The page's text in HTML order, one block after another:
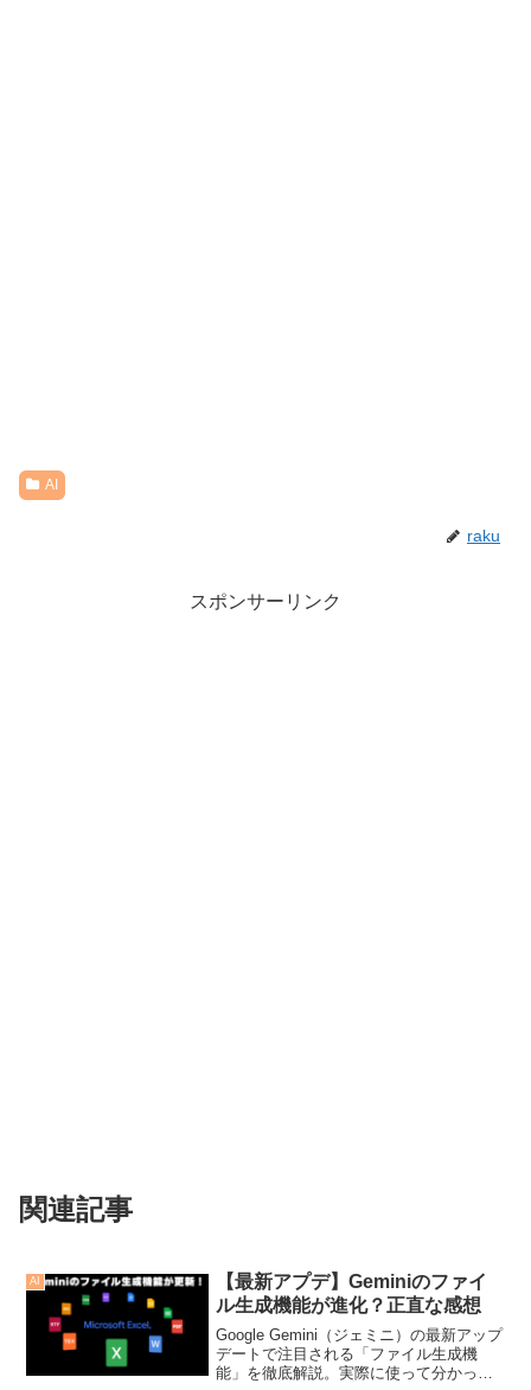
AI
raku
スポンサーリンク
関連記事
AI
【最新アプデ】Geminiのファイ
ル生成機能が進化？正直な感想
Google Gemini（ジェミニ）の最新アップ
デートで注目される「ファイル生成機
能」を徹底解説。実際に使って分かった